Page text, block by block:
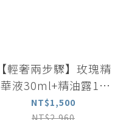
【輕奢兩步驟】玫瑰精
華液30ml+精油露15
ml
NT$1,500